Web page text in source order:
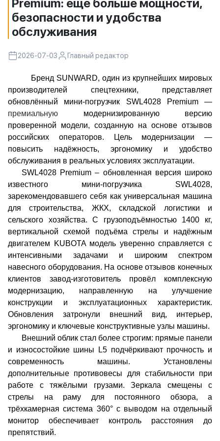
Premium: ещё больше мощности,
безопасности и удобства
обслуживания
2026-07-03 Главный редактор
Бренд SUNWARD, один из крупнейших мировых
производителей спецтехники, представляет
обновлённый мини-погрузчик SWL4028 Premium —
премиальную модернизированную версию
проверенной модели, созданную на основе отзывов
российских операторов. Цель модернизации —
повысить надёжность, эргономику и удобство
обслуживания в реальных условиях эксплуатации.
SWL4028 Premium – обновленная версия широко
известного мини-погрузчика SWL4028,
зарекомендовавшего себя как универсальная машина
для строительства, ЖКХ, складской логистики и
сельского хозяйства. С грузоподъёмностью 1400 кг,
вертикальной схемой подъёма стрелы и надёжным
двигателем KUBOTA модель уверенно справляется с
интенсивными задачами и широким спектром
навесного оборудования. На основе отзывов конечных
клиентов завод-изготовитель провёл комплексную
модернизацию, направленную на улучшение
конструкции и эксплуатационных характеристик.
Обновления затронули внешний вид, интерьер,
эргономику и ключевые конструктивные узлы машины.
Внешний облик стал более строгим: прямые панели
и износостойкие шины L5 подчёркивают прочность и
современность машины. Установлены
дополнительные противовесы для стабильности при
работе с тяжёлыми грузами. Зеркала смещены с
стрелы на раму для постоянного обзора, а
трёхкамерная система 360° с выводом на отдельный
монитор обеспечивает контроль расстояния до
препятствий.